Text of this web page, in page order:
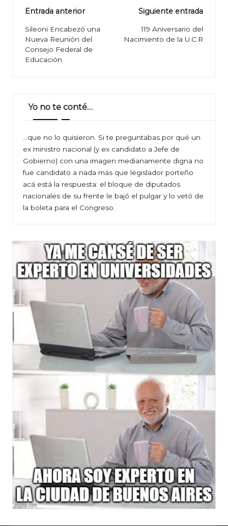
Navegación
de
entradas
Entrada anterior
Sileoni Encabezó una
Nueva Reunión del
Consejo Federal de
Educación
Siguiente entrada
119 Aniversario del
Nacimiento de la U.C.R
Yo no te conté…
…que no lo quisieron. Si te preguntabas por qué un
ex ministro nacional (y ex candidato a Jefe de
Gobierno) con una imagen medianamente digna no
fue candidato a nada más que legislador porteño
acá está la respuesta: el bloque de diputados
nacionales de su frente le bajó el pulgar y lo vetó de
la boleta para el Congreso.